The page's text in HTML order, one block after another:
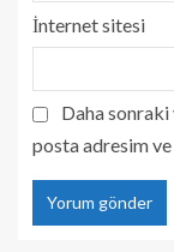
İnternet sitesi
Daha sonraki
posta adresim